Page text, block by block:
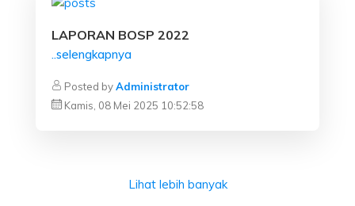
LAPORAN BOSP 2022
..selengkapnya
Posted byAdministrator
Kamis, 08 Mei 2025 10:52:58
Lihat lebih banyak